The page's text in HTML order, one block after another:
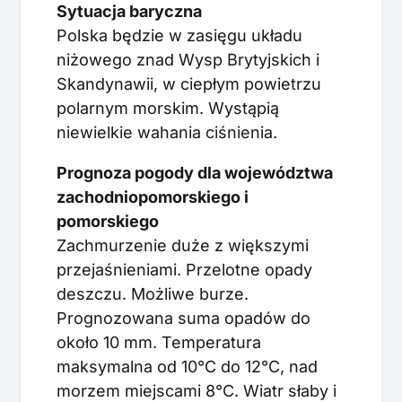
Sytuacja baryczna
Polska będzie w zasięgu układu
niżowego znad Wysp Brytyjskich i
Skandynawii, w ciepłym powietrzu
polarnym morskim. Wystąpią
niewielkie wahania ciśnienia.
Prognoza pogody dla województwa
zachodniopomorskiego i
pomorskiego
Zachmurzenie duże z większymi
przejaśnieniami. Przelotne opady
deszczu. Możliwe burze.
Prognozowana suma opadów do
około 10 mm. Temperatura
maksymalna od 10°C do 12°C, nad
morzem miejscami 8°C. Wiatr słaby i